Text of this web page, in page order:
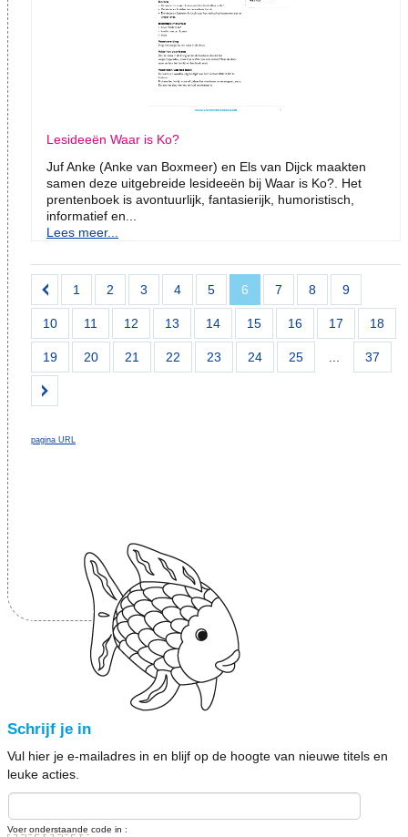
Lesideeën Waar is Ko?
Juf Anke (Anke van Boxmeer) en Els van Dijck maakten
samen deze uitgebreide lesideeën bij Waar is Ko?. Het
prentenboek is avontuurlijk, fantasierijk, humoristisch,
informatief en...
Lees meer...
1 2 3 4 5 6 7 8 9
10 11 12 13 14 15 16 17 18
19 20 21 22 23 24 25 ... 37
pagina URL
Schrijf je in
Vul hier je e-mailadres in en blijf op de hoogte van nieuwe titels en
leuke acties.
Voer onderstaande code in :